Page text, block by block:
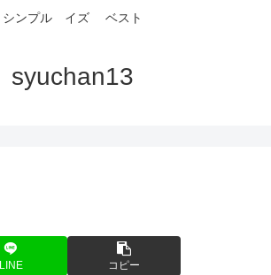
シンプル イズ ベスト
syuchan13
LINE コピー